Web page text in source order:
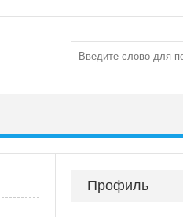
Профиль